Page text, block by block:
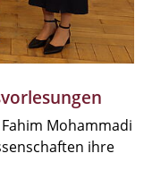
Mohammadi
ihre